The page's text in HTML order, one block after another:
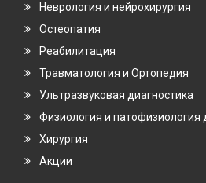
Неврология и нейрохирургия
Остеопатия
Реабилитация
Травматология и Ортопедия
Ультразвуковая диагностика
Физиология и патофизиология
Хирургия
Акции